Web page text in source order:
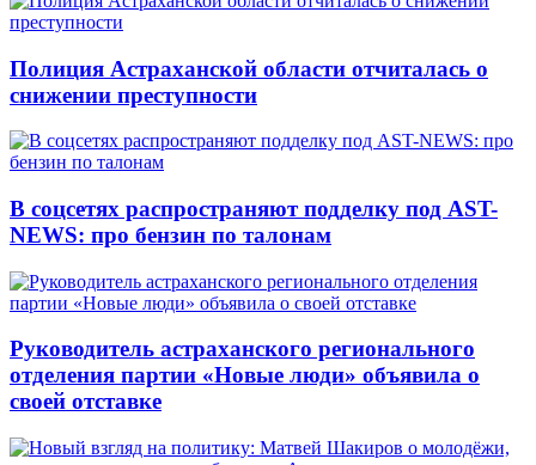
Полиция Астраханской области отчиталась о
снижении преступности
В соцсетях распространяют подделку под AST-
NEWS: про бензин по талонам
Руководитель астраханского регионального
отделения партии «Новые люди» объявила о
своей отставке